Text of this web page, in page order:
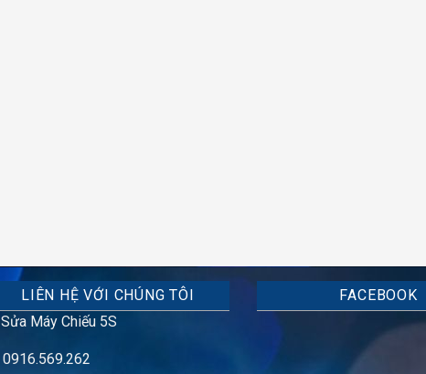
LIÊN HỆ VỚI CHÚNG TÔI
Sửa Máy Chiếu 5S
0916.569.262
FACEBOOK